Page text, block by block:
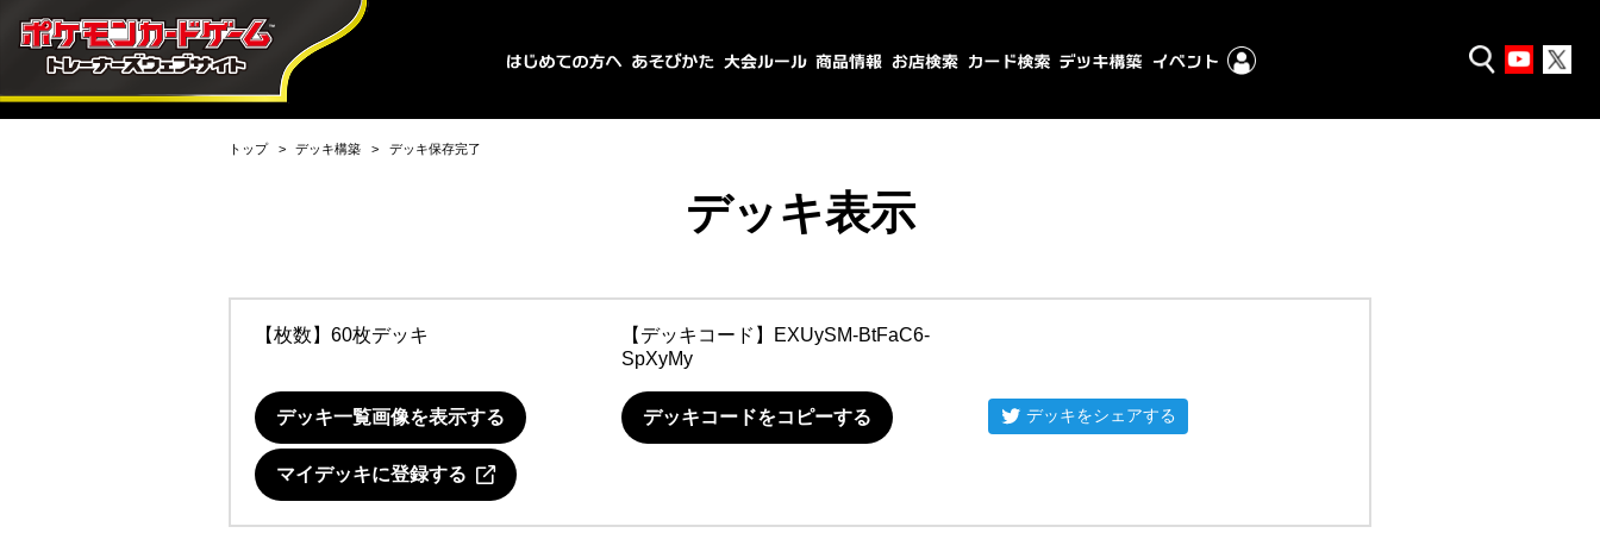
トップ デッキ構築 デッキ保存完了
デッキ表示
【枚数】60枚デッキ 【デッキコード】
EXUySM-BtFaC6-
SpXyMy
デッキ一覧画像を表示する デッキコードをコピーする デッキをシェアする
マイデッキに登録する